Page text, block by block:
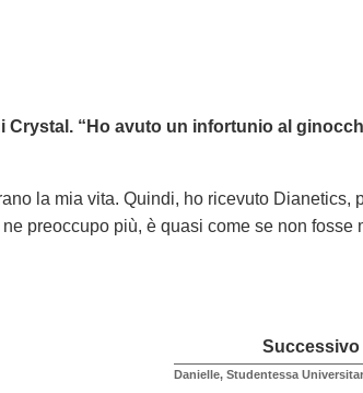
“Ho avuto un infortunio al
la mia vita. Quindi, ho ricevuto Dianetics,
preoccupo più, è quasi come se non fosse
Successivo
Danielle, Studentessa